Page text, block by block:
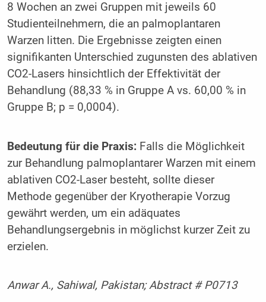
8 Wochen an zwei Gruppen mit jeweils 60
Studienteilnehmern, die an palmoplantaren
Warzen litten. Die Ergebnisse zeigten einen
signifikanten Unterschied zugunsten des ablativen
CO2-Lasers hinsichtlich der Effektivität der
Behandlung (88,33 % in Gruppe A vs. 60,00 % in
Gruppe B; p = 0,0004).
Bedeutung für die Praxis: Falls die Möglichkeit
zur Behandlung palmoplantarer Warzen mit einem
ablativen CO2-Laser besteht, sollte dieser
Methode gegenüber der Kryotherapie Vorzug
gewährt werden, um ein adäquates
Behandlungsergebnis in möglichst kurzer Zeit zu
erzielen.
Anwar A., Sahiwal, Pakistan; Abstract # P0713